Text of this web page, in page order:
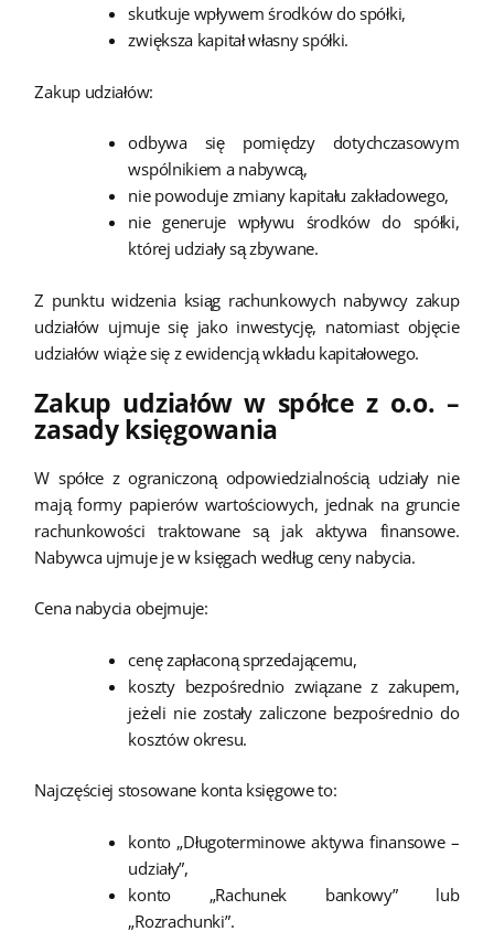
skutkuje wpływem środków do spółki,
zwiększa kapitał własny spółki.
Zakup udziałów:
odbywa się pomiędzy dotychczasowym
wspólnikiem a nabywcą,
nie powoduje zmiany kapitału zakładowego,
nie generuje wpływu środków do spółki,
której udziały są zbywane.
Z punktu widzenia ksiąg rachunkowych nabywcy zakup
udziałów ujmuje się jako inwestycję, natomiast objęcie
udziałów wiąże się z ewidencją wkładu kapitałowego.
Zakup udziałów w spółce z o.o. –
zasady księgowania
W spółce z ograniczoną odpowiedzialnością udziały nie
mają formy papierów wartościowych, jednak na gruncie
rachunkowości traktowane są jak aktywa finansowe.
Nabywca ujmuje je w księgach według ceny nabycia.
Cena nabycia obejmuje:
cenę zapłaconą sprzedającemu,
koszty bezpośrednio związane z zakupem,
jeżeli nie zostały zaliczone bezpośrednio do
kosztów okresu.
Najczęściej stosowane konta księgowe to:
konto „Długoterminowe aktywa finansowe –
udziały”,
konto „Rachunek bankowy” lub
„Rozrachunki”.